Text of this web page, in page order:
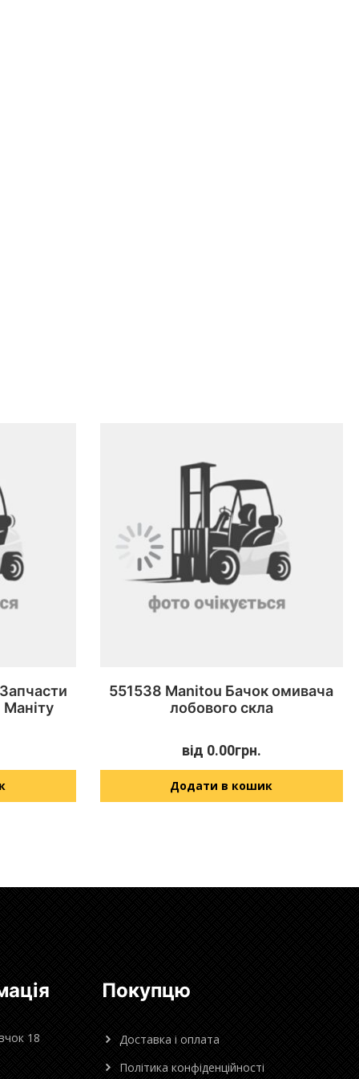
551538 Manitou Бачок омивача
лобового скла
від 0.00грн.
Додати в кошик
18
Покупцю
Доставка і оплата
Політика конфіденційності